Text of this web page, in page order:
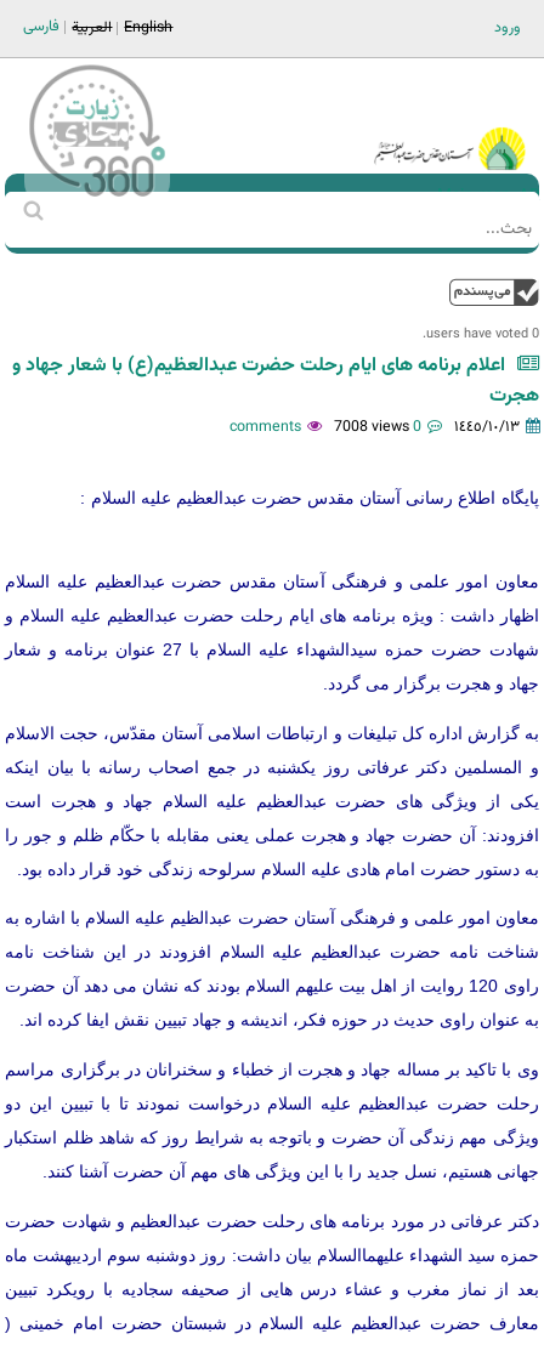
ورود فارسی العربية English
Main men-AR
استمارة
‏
0 users have voted.
اعلام برنامه های ایام رحلت حضرت عبدالعظیم(ع) با شعار جهاد و
هجرت
١٤٤٥/١٠/١٣ 0 comments
7008 views
پایگاه اطلاع رسانی آستان مقدس حضرت عبدالعظیم علیه السلام :
معاون امور علمی و فرهنگی آستان مقدس حضرت عبدالعظیم علیه السلام
اظهار داشت : ویژه برنامه های ایام رحلت حضرت عبدالعظیم علیه السلام و
شهادت حضرت حمزه سیدالشهداء علیه السلام با 27 عنوان برنامه و شعار
جهاد و هجرت برگزار می گردد.
به گزارش اداره کل تبلیغات و ارتباطات اسلامی آستان مقدّس، حجت الاسلام
و المسلمین دکتر عرفاتی روز یکشنبه در جمع اصحاب رسانه با بیان اینکه
یکی از ویژگی های حضرت عبدالعظیم علیه السلام جهاد و هجرت است
افزودند: آن حضرت جهاد و هجرت عملی یعنی مقابله با حکّام ظلم و جور را
به دستور حضرت امام هادی علیه السلام سرلوحه زندگی خود قرار داده بود.
معاون امور علمی و فرهنگی آستان حضرت عبدالظیم علیه السلام با اشاره به
شناخت نامه حضرت عبدالعظیم علیه السلام افزودند در این شناخت نامه
راوی 120 روایت از اهل بیت علیهم السلام بودند که نشان می دهد آن حضرت
به عنوان راوی حدیث در حوزه فکر، اندیشه و جهاد تبیین نقش ایفا کرده اند.
وی با تاکید بر مساله جهاد و هجرت از خطباء و سخنرانان در برگزاری مراسم
رحلت حضرت عبدالعظیم علیه السلام درخواست نمودند تا با تبیین این دو
ویژگی مهم زندگی آن حضرت و باتوجه به شرایط روز که شاهد ظلم استکبار
جهانی هستیم، نسل جدید را با این ویژگی های مهم آن حضرت آشنا کنند.
دکتر عرفاتی در مورد برنامه های رحلت حضرت عبدالعظیم و شهادت حضرت
حمزه سید الشهداء علیهماالسلام بیان داشت: روز دوشنبه سوم اردیبهشت ماه
بعد از نماز مغرب و عشاء درس هایی از صحیفه سجادیه با رویکرد تبیین
معارف حضرت عبدالعظیم علیه السلام در شبستان حضرت امام خمینی (